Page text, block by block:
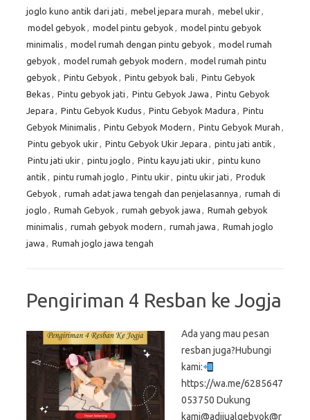
joglo kuno antik dari jati , mebel jepara murah , mebel ukir,
model gebyok , model pintu gebyok , model pintu gebyok
minimalis , model rumah dengan pintu gebyok , model rumah
gebyok , model rumah gebyok modern , model rumah pintu
gebyok , Pintu Gebyok , Pintu gebyok bali , Pintu Gebyok
Bekas , Pintu gebyok jati , Pintu Gebyok Jawa , Pintu Gebyok
Jepara , Pintu Gebyok Kudus , Pintu Gebyok Madura , Pintu
Gebyok Minimalis , Pintu Gebyok Modern , Pintu Gebyok Murah ,
Pintu gebyok ukir, Pintu Gebyok Ukir Jepara , pintu jati antik ,
Pintu jati ukir, pintu joglo , Pintu kayu jati ukir, pintu kuno
antik , pintu rumah joglo , Pintu ukir, pintu ukir jati , Produk
Gebyok , rumah adat jawa tengah dan penjelasannya , rumah di
joglo , Rumah Gebyok , rumah gebyok jawa , Rumah gebyok
minimalis , rumah gebyok modern , rumah jawa , Rumah joglo
jawa , Rumah joglo jawa tengah
Pengiriman 4 Resban ke Jogja
Ada yang mau pesan
resban juga?Hubungi
kami:
https://wa.me/6285647
053750 Dukung
kami@adijualgebyok@r